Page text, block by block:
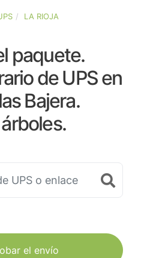
LA RIOJA
paquete.
de UPS en
Bajera.
el envío